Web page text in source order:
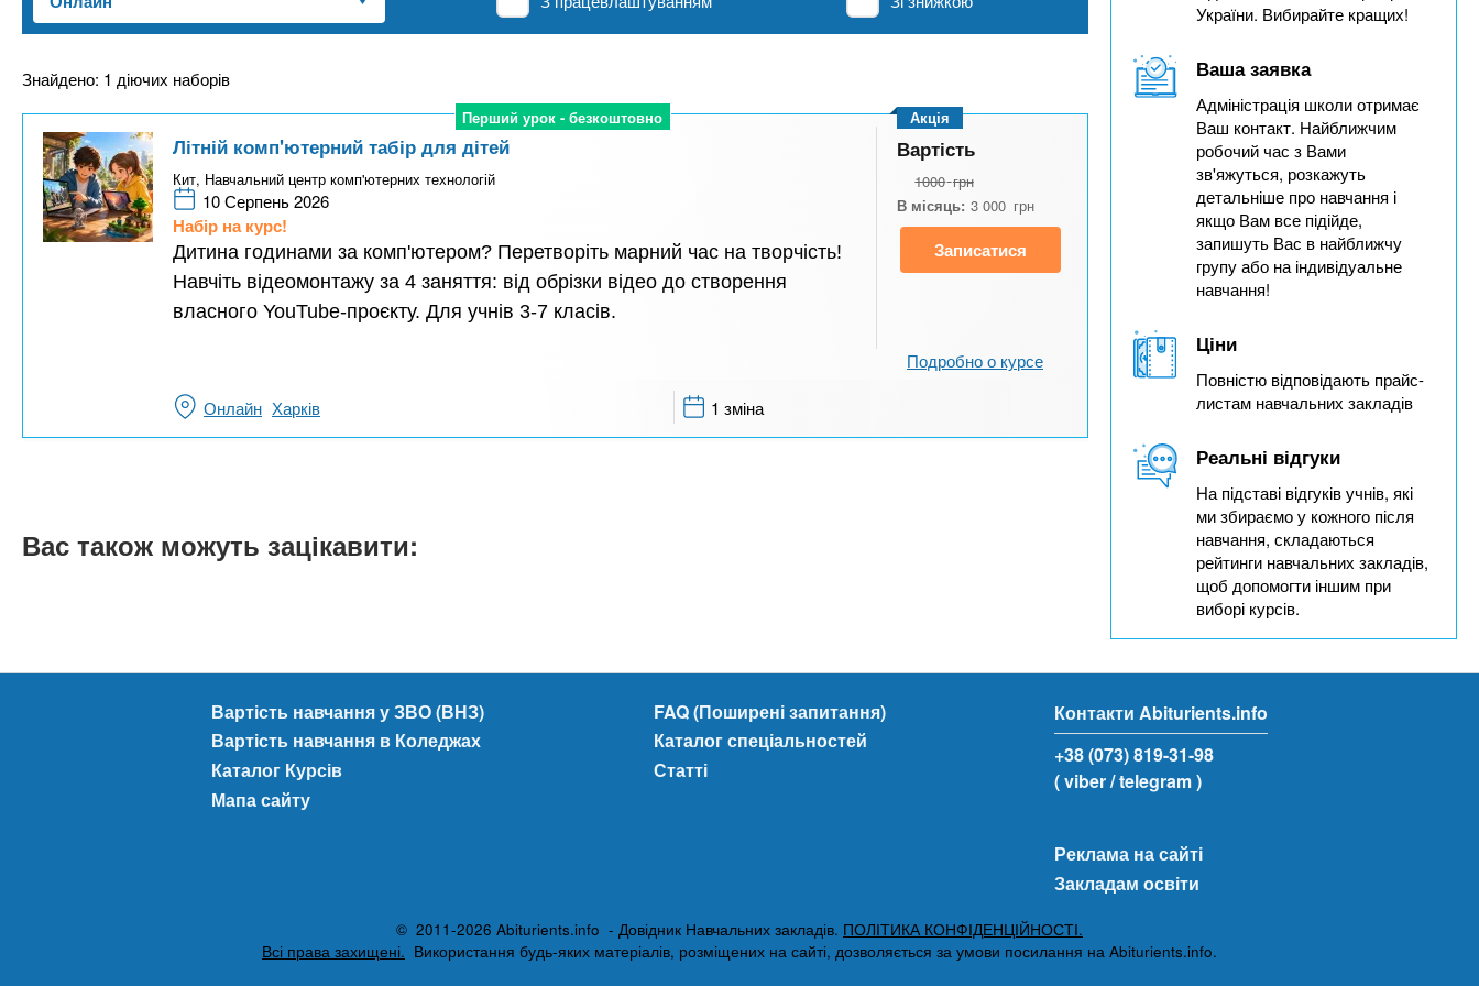
n
t
s
o
и
х
з
а
Знайдено: 1 діючих наборів
Перший урок - безкоштовно
Перший урок - безкоштовно
Літній комп'ютерний табір для дітей
Кит, Навчальний центр комп'ютерних технологій
10 Серпень 2026
Набір на курс!
Дитина годинами за комп'ютером? Перетворіть марний час на творчість!
Навчіть відеомонтажу за 4 заняття: від обрізки відео до створення
власного YouTube-проєкту. Для учнів 3-7 класів.
Акція
Вартість
1000 грн
В місяць: 3 000 грн
Записатися
Подробно о курсе
Онлайн Харків 1 зміна
Вас також можуть зацікавити:
України. Вибирайте кращих!
Ваша заявка
Адміністрація школи отримає
Ваш контакт. Найближчим
робочий час з Вами
зв'яжуться, розкажуть
детальніше про навчання і
якщо Вам все підійде,
запишуть Вас в найближчу
групу або на індивідуальне
навчання!
Ціни
Повністю відповідають прайс-
листам навчальних закладів
Реальні відгуки
На підставі відгуків учнів, які
ми збираємо у кожного після
навчання, складаються
рейтинги навчальних закладів,
щоб допомогти іншим при
виборі курсів.
Вартість навчання у ЗВО (ВНЗ)
Вартість навчання в Коледжах
Каталог Курсів
Мапа сайту
FAQ (Поширені запитання)
Каталог спеціальностей
Статті
Контакти Abiturients.info
+38 (073) 819-31-98
( viber/ telegram )
Реклама на сайті
Закладам освіти
© 2011-2026 Abiturients.info - Довідник Навчальних закладів. ПОЛІТИКА КОНФІДЕНЦІЙНОСТІ.
Всі права захищені. Використання будь-яких матеріалів, розміщених на сайті, дозволяється за умови посилання на Abiturients.info.